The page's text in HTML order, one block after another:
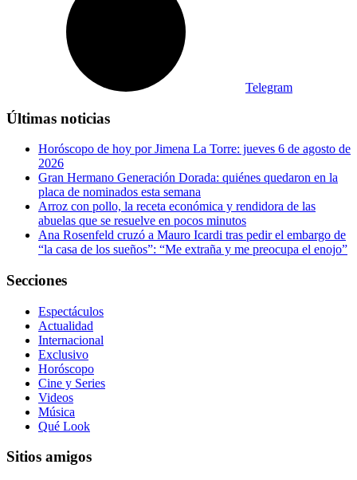
Telegram
Últimas noticias
Horóscopo de hoy por Jimena La Torre: jueves 6 de agosto de
2026
Gran Hermano Generación Dorada: quiénes quedaron en la
placa de nominados esta semana
Arroz con pollo, la receta económica y rendidora de las
abuelas que se resuelve en pocos minutos
Ana Rosenfeld cruzó a Mauro Icardi tras pedir el embargo de
“la casa de los sueños”: “Me extraña y me preocupa el enojo”
Secciones
Espectáculos
Actualidad
Internacional
Exclusivo
Horóscopo
Cine y Series
Videos
Música
Qué Look
Sitios amigos